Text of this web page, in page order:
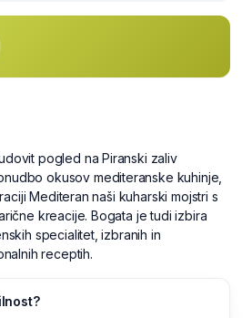
pogled na Piranski zaliv
okusov mediteranske kuhinje,
Mediteran naši kuharski mojstri s
kreacije. Bogata je tudi izbira
specialitet, izbranih in
receptih.